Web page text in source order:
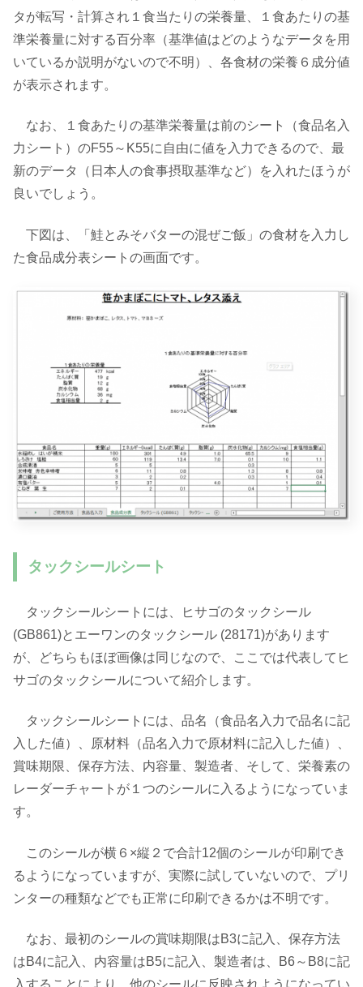
タが転写・計算され１食当たりの栄養量、１食あたりの基
準栄養量に対する百分率（基準値はどのようなデータを用
いているか説明がないので不明）、各食材の栄養６成分値
が表示されます。
なお、１食あたりの基準栄養量は前のシート（食品名入
力シート）のF55～K55に自由に値を入力できるので、最
新のデータ（日本人の食事摂取基準など）を入れたほうが
良いでしょう。
下図は、「鮭とみそバターの混ぜご飯」の食材を入力し
た食品成分表シートの画面です。
タックシールシート
タックシールシートには、ヒサゴのタックシール
(GB861)とエーワンのタックシール (28171)があります
が、どちらもほぼ画像は同じなので、ここでは代表してヒ
サゴのタックシールについて紹介します。
タックシールシートには、品名（食品名入力で品名に記
入した値）、原材料（品名入力で原材料に記入した値）、
賞味期限、保存方法、内容量、製造者、そして、栄養素の
レーダーチャートが１つのシールに入るようになっていま
す。
このシールが横６×縦２で合計12個のシールが印刷でき
るようになっていますが、実際に試していないので、プリ
ンターの種類などでも正常に印刷できるかは不明です。
なお、最初のシールの賞味期限はB3に記入、保存方法
はB4に記入、内容量はB5に記入、製造者は、B6～B8に記